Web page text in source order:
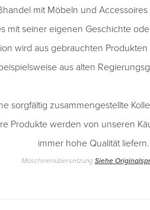
mit Möbeln und Accessoires
mit seiner eigenen Geschichte
wird aus gebrauchten
aus alten
sorgfältig zusammengestellte
Produkte werden von unseren
immer hohe Qualität liefern.
MaschinenübersetzungSiehe